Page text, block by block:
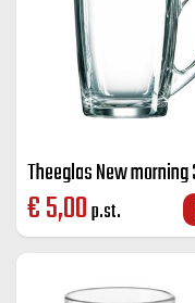
€5,00p.st.